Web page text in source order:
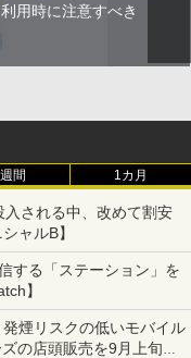
用時に注意すべき
間 1カ月
される中、改めて割安
ャルB】
する「ステーション」を
】
煙リスクの低いモバイル
の店頭販売を9月上旬に